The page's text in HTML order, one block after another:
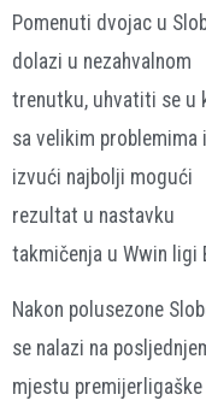
Pomenuti dvojac u
dolazi u nezahvalnom
trenutku, uhvatiti se u
sa velikim problemima i
izvući najbolji mogući
rezultat u nastavku
takmičenja u Wwin ligi
Nakon polusezone
se nalazi na
mjestu